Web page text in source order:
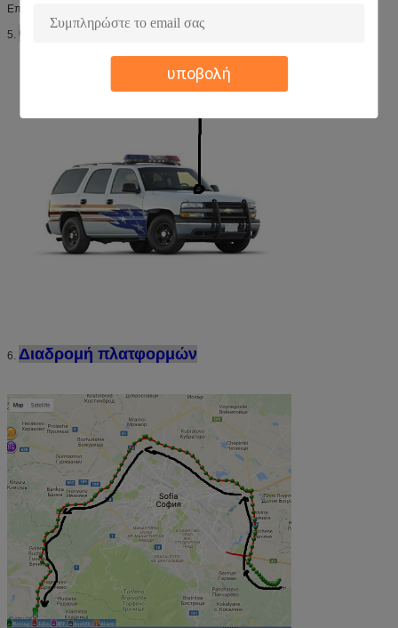
υποβολή
Επιφυλακή: SOS και δύναμη από την επιφυλακή
5. Θέση εγκατάστασης:
6. Διαδρομή πλατφορμών